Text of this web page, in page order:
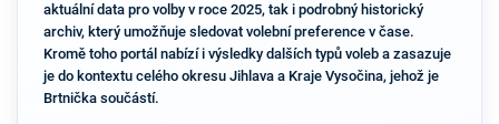
aktuální data pro volby v roce 2025, tak i podrobný historický
archiv, který umožňuje sledovat volební preference v čase.
Kromě toho portál nabízí i výsledky dalších typů voleb a zasazuje
je do kontextu celého okresu Jihlava a Kraje Vysočina, jehož je
Brtnička součástí.